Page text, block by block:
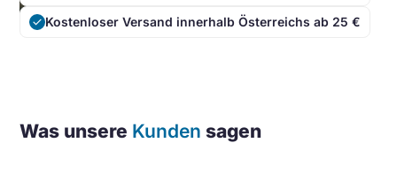
doneKostenloser Versand innerhalb Österreichs ab 25 €
Was unsere Kunden sagen